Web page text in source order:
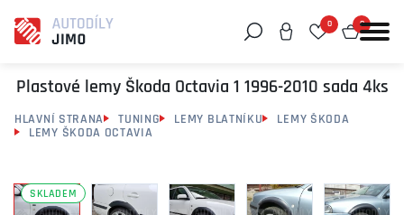
0 0
Plastové lemy Škoda Octavia 1 1996-2010 sada 4ks
HLAVNÍ STRANA TUNING LEMY BLATNÍKU
LEMY ŠKODA
LEMY ŠKODA OCTAVIA
SKLADEM
Můžeme vám pomoci něco najít?